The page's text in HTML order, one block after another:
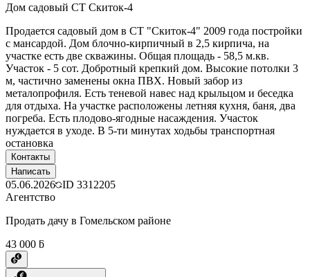
Дом садовый СТ Скиток-4
Продается садовый дом в СТ "Скиток-4" 2009 года постройки
с мансардой. Дом блочно-кирпичный в 2,5 кирпича, на
участке есть две скважины. Общая площадь - 58,5 м.кв.
Участок - 5 сот. Добротный крепкий дом. Высокие потолки 3
м, частично заменены окна ПВХ. Новый забор из
металопрофиля. Есть теневой навес над крыльцом и беседка
для отдыха. На участке расположены летняя кухня, баня, два
погреба. Есть плодово-ягодные насаждения. Участок
нуждается в уходе. В 5-ти минутах ходьбы транспортная
остановка
Контакты
Написать
05.06.2026 ID 3312205
Агентство
Продать дачу в Гомельском районе
43 000 ƃ